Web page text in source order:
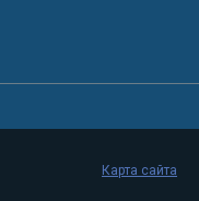
Карта сайта